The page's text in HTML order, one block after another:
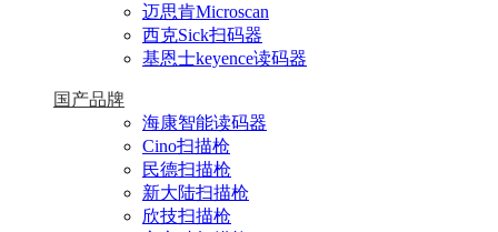
迈思肯Microscan
西克Sick扫码器
基恩士keyence读码器
国产品牌
海康智能读码器
Cino扫描枪
民德扫描枪
新大陆扫描枪
欣技扫描枪